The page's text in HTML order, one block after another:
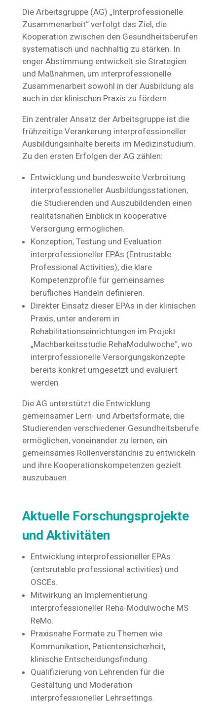
Die Arbeitsgruppe (AG) „Interprofessionelle
Zusammenarbeit“ verfolgt das Ziel, die
Kooperation zwischen den Gesundheitsberufen
systematisch und nachhaltig zu stärken. In
enger Abstimmung entwickelt sie Strategien
und Maßnahmen, um interprofessionelle
Zusammenarbeit sowohl in der Ausbildung als
auch in der klinischen Praxis zu fördern.
Ein zentraler Ansatz der Arbeitsgruppe ist die
frühzeitige Verankerung interprofessioneller
Ausbildungsinhalte bereits im Medizinstudium.
Zu den ersten Erfolgen der AG zählen:
Entwicklung und bundesweite Verbreitung
interprofessioneller Ausbildungsstationen,
die Studierenden und Auszubildenden einen
realitätsnahen Einblick in kooperative
Versorgung ermöglichen.
Konzeption, Testung und Evaluation
interprofessioneller EPAs (Entrustable
Professional Activities), die klare
Kompetenzprofile für gemeinsames
berufliches Handeln definieren.
Direkter Einsatz dieser EPAs in der klinischen
Praxis, unter anderem in
Rehabilitationseinrichtungen im Projekt
„Machbarkeitsstudie RehaModulwoche“, wo
interprofessionelle Versorgungskonzepte
bereits konkret umgesetzt und evaluiert
werden.
Die AG unterstützt die Entwicklung
gemeinsamer Lern- und Arbeitsformate, die
Studierenden verschiedener Gesundheitsberufe
ermöglichen, voneinander zu lernen, ein
gemeinsames Rollenverständnis zu entwickeln
und ihre Kooperationskompetenzen gezielt
auszubauen.
Aktuelle Forschungsprojekte
und Aktivitäten
Entwicklung interprofessioneller EPAs
(entsrutable professional activities) und
OSCEs.
Mitwirkung an Implementierung
interprofessioneller Reha-Modulwoche MS
ReMo.
Praxisnahe Formate zu Themen wie
Kommunikation, Patientensicherheit,
klinische Entscheidungsfindung.
Qualifizierung von Lehrenden für die
Gestaltung und Moderation
interprofessioneller Lehrsettings.